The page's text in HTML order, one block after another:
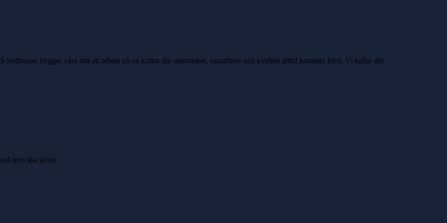
Softhouse bygger våra sätt att arbeta på en kultur där människor, samarbete och kvalitet alltid kommer först. Vi kallar det
som ska göras.